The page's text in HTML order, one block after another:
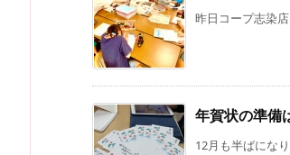
昨日コープ志染
年賀状の準備
12月も半ばにな